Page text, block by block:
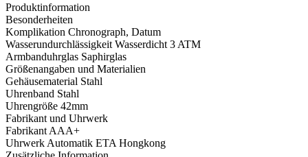
Produktinformation
Besonderheiten
Komplikation Chronograph, Datum
Wasserundurchlässigkeit Wasserdicht 3 ATM
Armbanduhrglas Saphirglas
Größenangaben und Materialien
Gehäusematerial Stahl
Uhrenband Stahl
Uhrengröße 42mm
Fabrikant und Uhrwerk
Fabrikant AAA+
Uhrwerk Automatik ETA Hongkong